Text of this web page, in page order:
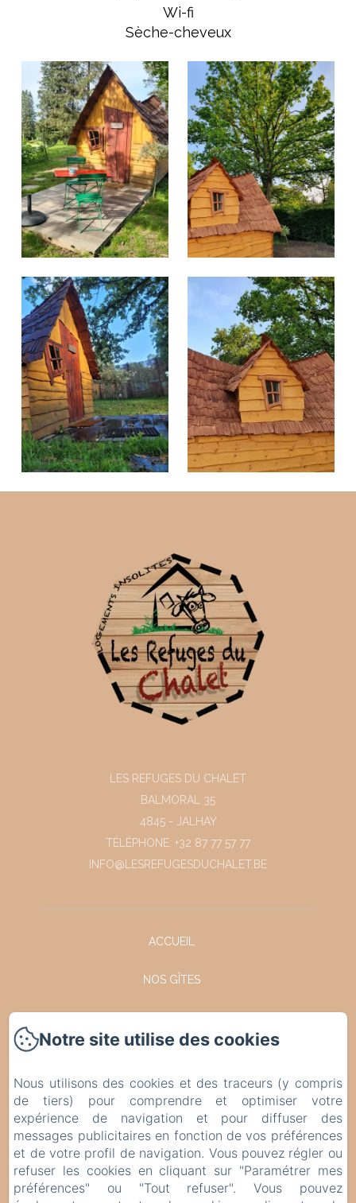
Wi-fi
Sèche-cheveux
LES REFUGES DU CHALET
BALMORAL 35
4845 - JALHAY
TÉLÉPHONE: +32 87 77 57 77
INFO@LESREFUGESDUCHALET.BE
ACCUEIL
NOS GÎTES
CONTACT
POLITIQUE DE CONFIDENTIALITÉ
INFORMATIONS LÉGALES
Notre site utilise des cookies
Nous utilisons des cookies et des traceurs (y compris
de tiers) pour comprendre et optimiser votre
expérience de navigation et pour diffuser des
messages publicitaires en fonction de vos préférences
et de votre profil de navigation. Vous pouvez régler ou
refuser les cookies en cliquant sur "Paramétrer mes
préférences" ou "Tout refuser". Vous pouvez